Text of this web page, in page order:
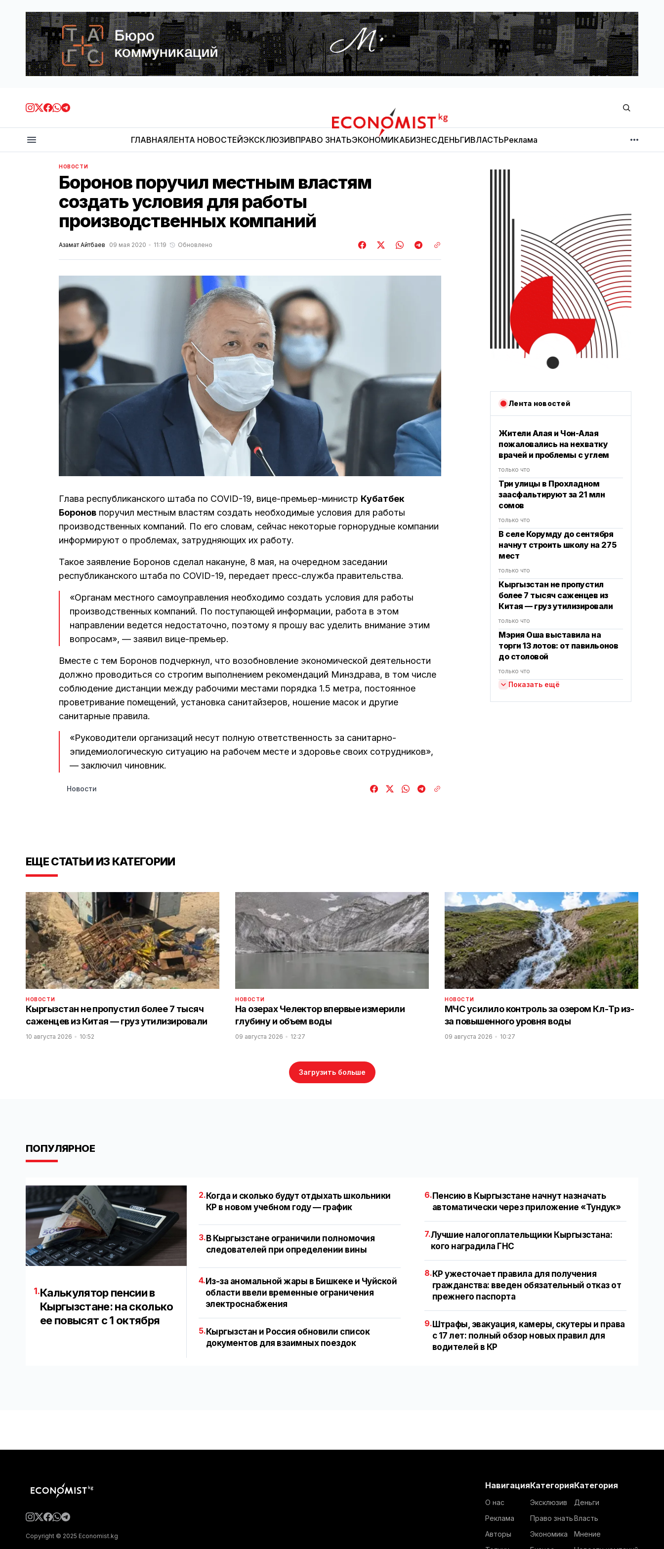
Economist.kg
ГЛАВНАЯЛЕНТА НОВОСТЕЙЭКСКЛЮЗИВПРАВО ЗНАТЬЭКОНОМИКАБИЗНЕСДЕНЬГИВЛАСТЬРеклама
МНЕНИЕ
НОВОСТИ
Боронов поручил местным властям
создать условия для работы
производственных компаний
Азамат Айтбаев 09 мая 2020 11:19 Обновлено
Глава республиканского штаба по COVID-19, вице-премьер-министр Кубатбек
Боронов поручил местным властям создать необходимые условия для работы
производственных компаний. По его словам, сейчас некоторые горнорудные компании
информируют о проблемах, затрудняющих их работу.
Такое заявление Боронов сделал накануне, 8 мая, на очередном заседании
республиканского штаба по COVID-19, передает пресс-служба правительства.
«Органам местного самоуправления необходимо создать условия для работы
производственных компаний. По поступающей информации, работа в этом
направлении ведется недостаточно, поэтому я прошу вас уделить внимание этим
вопросам», — заявил вице-премьер.
Вместе с тем Боронов подчеркнул, что возобновление экономической деятельности
должно проводиться со строгим выполнением рекомендаций Минздрава, в том числе
соблюдение дистанции между рабочими местами порядка 1.5 метра, постоянное
проветривание помещений, установка санитайзеров, ношение масок и другие
санитарные правила.
«Руководители организаций несут полную ответственность за санитарно-
эпидемиологическую ситуацию на рабочем месте и здоровье своих сотрудников»,
— заключил чиновник.
Новости
Лента новостей
Жители Алая и Чон-Алая
пожаловались на нехватку
врачей и проблемы с углем
только что
Три улицы в Прохладном
заасфальтируют за 21 млн
сомов
только что
В селе Корумду до сентября
начнут строить школу на 275
мест
только что
Кыргызстан не пропустил
более 7 тысяч саженцев из
Китая — груз утилизировали
только что
Мэрия Оша выставила на
торги 13 лотов: от павильонов
до столовой
только что
Показать ещё
ЕЩЕ СТАТЬИ ИЗ КАТЕГОРИИ
НОВОСТИ
Кыргызстан не пропустил более 7 тысяч
саженцев из Китая — груз утилизировали
10 августа 2026 10:52
НОВОСТИ
На озерах Челектор впервые измерили
глубину и объем воды
09 августа 2026 12:27
НОВОСТИ
МЧС усилило контроль за озером Көл-Төр из-
за повышенного уровня воды
09 августа 2026 10:27
Загрузить больше
ПОПУЛЯРНОЕ
1.Калькулятор пенсии в
Кыргызстане: на сколько
ее повысят с 1 октября
2.Когда и сколько будут отдыхать школьники
КР в новом учебном году — график
3. В Кыргызстане ограничили полномочия
следователей при определении вины
4.Из-за аномальной жары в Бишкеке и Чуйской
области ввели временные ограничения
электроснабжения
5.Кыргызстан и Россия обновили список
документов для взаимных поездок
6.Пенсию в Кыргызстане начнут назначать
автоматически через приложение «Тундук»
7.Лучшие налогоплательщики Кыргызстана:
кого наградила ГНС
8.КР ужесточает правила для получения
гражданства: введен обязательный отказ от
прежнего паспорта
9.Штрафы, эвакуация, камеры, скутеры и права
с 17 лет: полный обзор новых правил для
водителей в КР
Copyright © 2025 Economist.kg
Навигация
О нас
Реклама
Авторы
Категория
Эксклюзив
Право знать
Экономика
Категория
Деньги
Власть
Мнение